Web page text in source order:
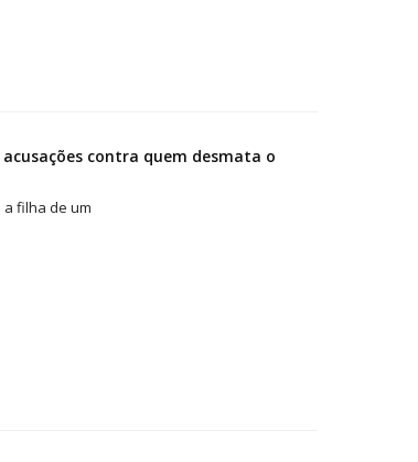
contra quem desmata o
filha de um